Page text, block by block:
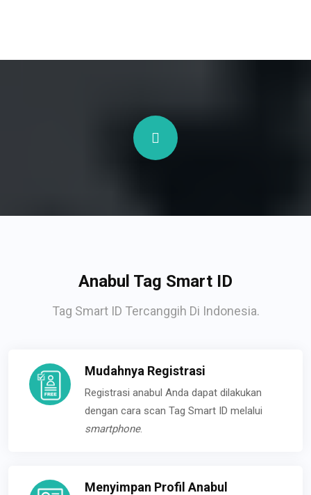
Anabul Tag Smart ID
Tag Smart ID Tercanggih Di Indonesia.
Mudahnya Registrasi
Registrasi anabul Anda dapat dilakukan
dengan cara scan Tag Smart ID melalui
smartphone.
Menyimpan Profil Anabul